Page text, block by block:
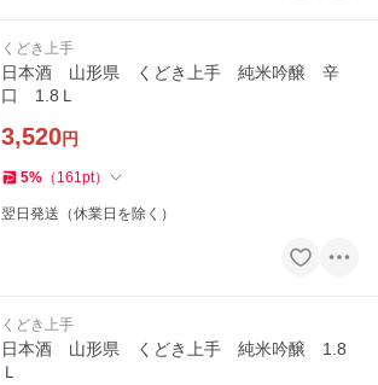
くどき上手
日本酒 山形県 くどき上手 純米吟醸 辛
口 1.8Ｌ
3,520円
5% （ 161pt）
翌日発送（休業日を除く）
くどき上手
日本酒 山形県 くどき上手 純米吟醸 1.8
Ｌ